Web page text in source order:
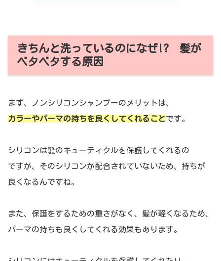
きちんと洗っているのになぜ!? 髪が
ベタベタする原因
まず、ノンシリコンシャンプーのメリットは、
カラーやパーマの持ちを良くしてくれることです。
シリコンは髪のキューティクルを保護してくれるの
ですが、そのシリコンが配合されていないため、持ちが
良くなるんですね。
また、保護をするための重さがなく、髪が軽くなるため、
パーマの持ちも良くしてくれる効果もあります。